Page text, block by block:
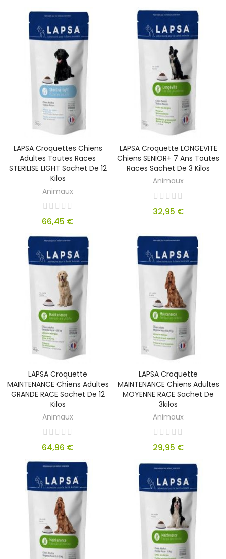
LAPSA Croquettes Chiens
Adultes Toutes Races
STERILISE LIGHT Sachet De 12
Kilos
Animaux
66,45 €
LAPSA Croquette LONGEVITE
Chiens SENIOR+ 7 Ans Toutes
Races Sachet De 3 Kilos
Animaux
32,95 €
LAPSA Croquette
MAINTENANCE Chiens Adultes
GRANDE RACE Sachet De 12
Kilos
Animaux
64,96 €
LAPSA Croquette
MAINTENANCE Chiens Adultes
MOYENNE RACE Sachet De
3kilos
Animaux
29,95 €